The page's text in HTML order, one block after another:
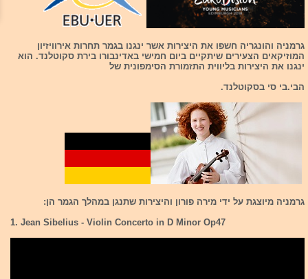
גרמניה והונגריה חשפו את היצירות אשר ינגנו בגמר תחרות אירוויזיון
המוזיקאים הצעירים שיתקיים ביום חמישי באדינבורו בירת סקוטלנד. הוא
ינגנו את היצירות בליווית התזמורת הסימפונית של
הבי.בי סי בסקוטלנד.
גרמניה מיוצגת על ידי מירה פורון והיצירות שתנגן במהלך הגמר הן:
1. Jean Sibelius - Violin Concerto in D Minor Op47